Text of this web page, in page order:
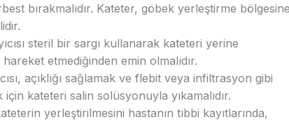
bırakmalıdır. Kateter, göbek yerleştirme
steril bir sargı kullanarak kateteri yerine
etmediğinden emin olmalıdır.
açıklığı sağlamak ve flebit veya infiltrasyon gibi
kateteri salin solüsyonuyla yıkamalıdır.
yerleştirilmesini hastanın tıbbi kayıtlarında,